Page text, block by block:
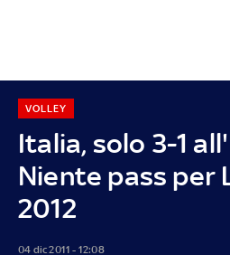
Italia, solo 3-1
Niente pass per
2012
VOLLEY
04 dic 2011 - 12:08